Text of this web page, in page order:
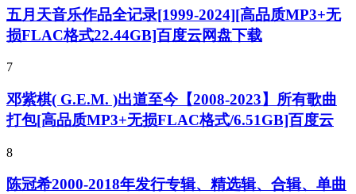
五月天音乐作品全记录[1999-2024][高品质MP3+无
损FLAC格式22.44GB]百度云网盘下载
7
邓紫棋( G.E.M. )出道至今【2008-2023】所有歌曲
打包[高品质MP3+无损FLAC格式/6.51GB]百度云
8
陈冠希2000-2018年发行专辑、精选辑、合辑、单曲